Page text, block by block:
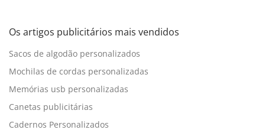
Os artigos publicitários mais vendidos
Sacos de algodão personalizados
Mochilas de cordas personalizadas
Memórias usb personalizadas
Canetas publicitárias
Cadernos Personalizados